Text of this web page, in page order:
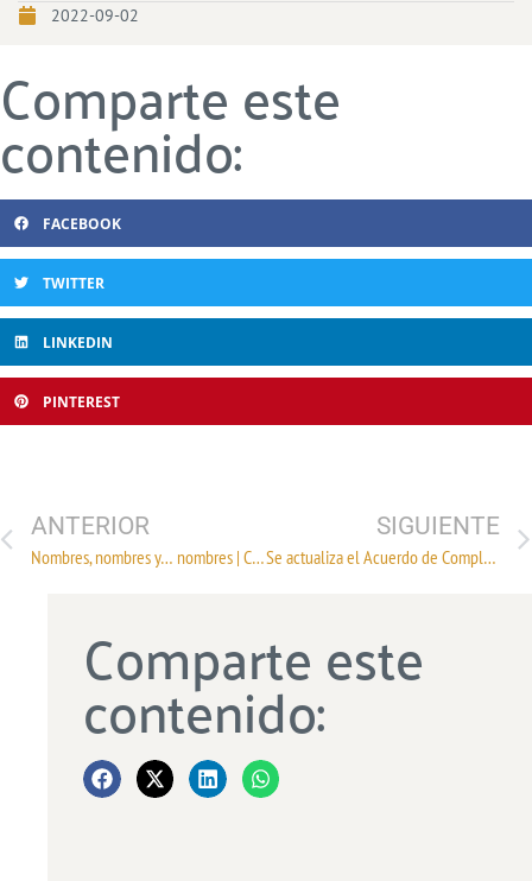
2022-09-02
Comparte este
contenido:
FACEBOOK
TWITTER
LINKEDIN
PINTEREST
ANTERIOR
Nombres, nombres y… nombres | Cierra filas IP vs TLC con Corea, White & Case otro análisis y Economía decisión tomada
SIGUIENTE
Se actualiza el Acuerdo de Complementación Económica No. 6 celebrado entre los Estados Unidos Mexicanos y la República Argentina.
Comparte este
contenido: